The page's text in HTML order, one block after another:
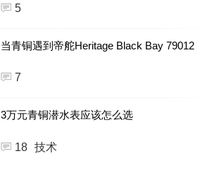
5
当青铜遇到帝舵Heritage Black Bay 79012
7
3万元青铜潜水表应该怎么选
18 技术